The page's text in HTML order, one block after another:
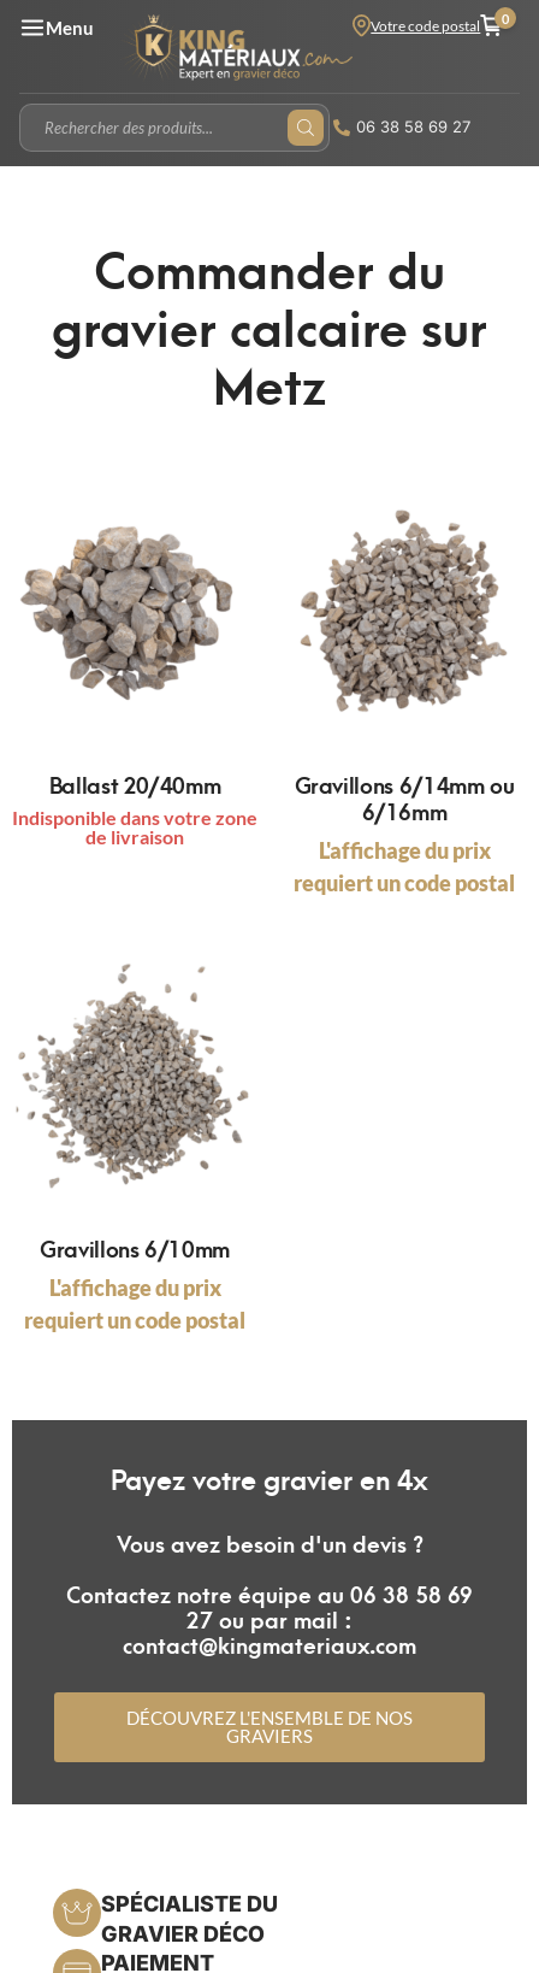
Menu Votre code postal 0
06 38 58 69 27
Commander du
gravier calcaire sur
Metz
Ballast 20/40mm
Indisponible dans votre zone
de livraison
Gravillons 6/14mm ou
6/16mm
L'affichage du prix
requiert un code postal
Gravillons 6/10mm
L'affichage du prix
requiert un code postal
Payez votre gravier en 4x
Vous avez besoin d'un devis ?
Contactez notre équipe au 06 38 58 69
27 ou par mail :
contact@kingmateriaux.com
DÉCOUVREZ L'ENSEMBLE DE NOS
GRAVIERS
SPÉCIALISTE DU
GRAVIER DÉCO
PAIEMENT